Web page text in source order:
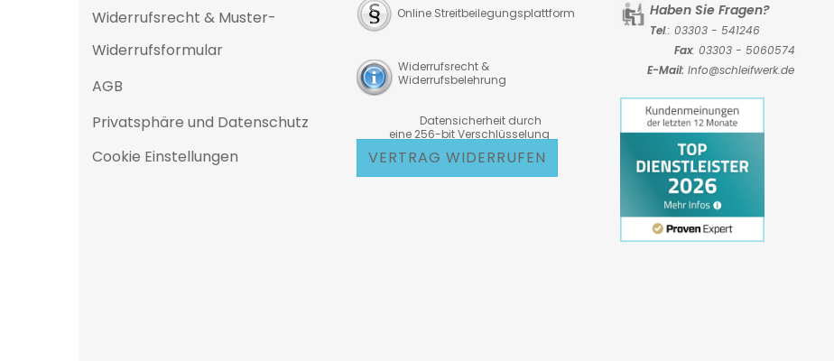
Widerrufsrecht & Muster-
Widerrufsformular
AGB
Privatsphäre und Datenschutz
Cookie Einstellungen
Online Streitbeilegungsplattform
Widerrufsrecht &
Widerrufsbelehrung
Datensicherheit durch
eine 256-bit Verschlüsselung
VERTRAG WIDERRUFEN
Haben Sie Fragen?
Tel.: 03303 - 541246
Fax: 03303 - 5060574
E-Mail: Info@schleifwerk.de